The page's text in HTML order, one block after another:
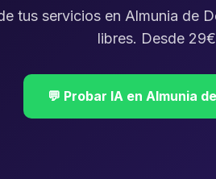
tus servicios en Almunia de
libres. Desde
💬 Probar IA en Almunia